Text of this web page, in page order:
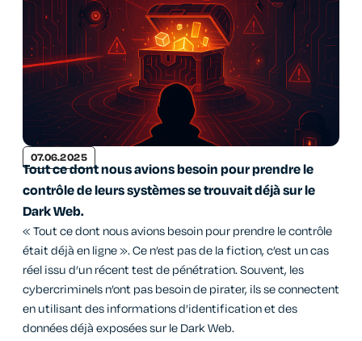
07.06.2025
Tout ce dont nous avions besoin pour prendre le
contrôle de leurs systèmes se trouvait déjà sur le
Dark Web.
« Tout ce dont nous avions besoin pour prendre le contrôle
était déjà en ligne ». Ce n’est pas de la fiction, c’est un cas
réel issu d’un récent test de pénétration. Souvent, les
cybercriminels n’ont pas besoin de pirater, ils se connectent
en utilisant des informations d’identification et des
données déjà exposées sur le Dark Web.